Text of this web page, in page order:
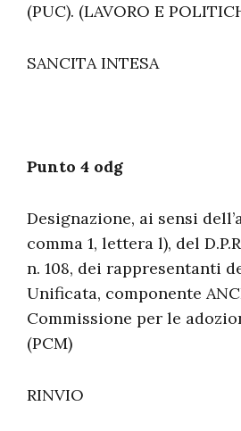
(PUC). (LAVORO E
SANCITA INTESA
Punto 4 odg
Designazione, ai sensi
comma 1, lettera l), del
n. 108, dei rappresentanti
Unificata, componente
Commissione per le
(PCM)
RINVIO